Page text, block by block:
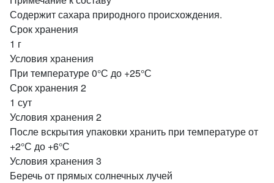
Содержит сахара природного происхождения.
Срок хранения
1 г
Условия хранения
При температуре 0°С до +25°С
Срок хранения 2
1 сут
Условия хранения 2
После вскрытия упаковки хранить при температуре от
+2°С до +6°С
Условия хранения 3
Беречь от прямых солнечных лучей